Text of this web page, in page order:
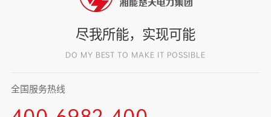
尽我所能，实现可能
DO MY BEST TO MAKE IT POSSIBLE
全国服务热线